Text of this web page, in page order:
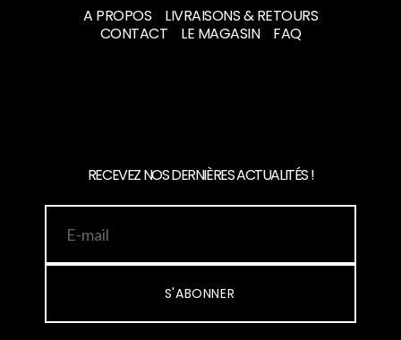
A PROPOS
LIVRAISONS & RETOURS
CONTACT
LE MAGASIN FAQ
RECEVEZ NOS DERNIÈRES ACTUALITÉS !
S'ABONNER